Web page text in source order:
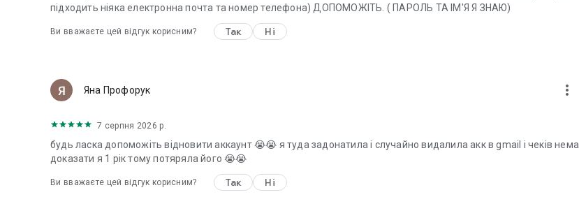
підходить ніяка електронна почта та номер телефона) ДОПОМОЖІТЬ. ( ПАРОЛЬ ТА ІМ'Я Я ЗНАЮ)
Ви вважаєте цей відгук корисним? Так Ні
Яна Профорук more_vert
7 серпня 2026 р.
будь ласка допоможіть відновити аккаунт 😭😭 я туда задонатила і случайно видалила акк в gmail і чеків нема
доказати я 1 рік тому потяряла його 😭😭
Ви вважаєте цей відгук корисним? Так Ні